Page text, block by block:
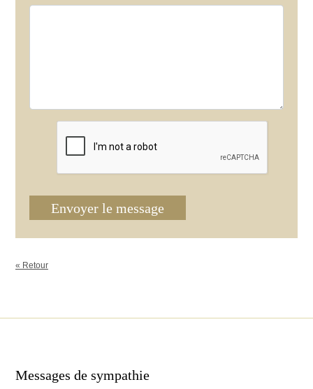
Envoyer le message
« Retour
Messages de sympathie